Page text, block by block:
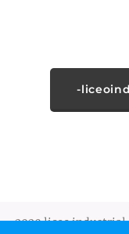
-
2020 liceo industrial,